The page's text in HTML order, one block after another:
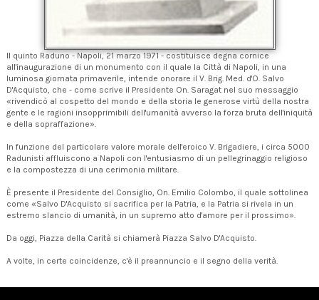
Il quinto Raduno - Napoli, 21 marzo 1971 - costituisce degna cornice
all'inaugurazione di un monumento con il quale la Città di Napoli, in una
luminosa giornata primaverile, intende onorare il V. Brig. Med. d'O. Salvo
D'Acquisto, che - come scrive il Presidente On. Saragat nel suo messaggio
«rivendicò al cospetto del mondo e della storia le generose virtù della nostra
gente e le ragioni insopprimibili dell'umanità avverso la forza bruta dell'iniquità
e della sopraffazione».
In funzione del particolare valore morale dell'eroico V. Brigadiere, i circa 5000
Radunisti affluiscono a Napoli con l'entusiasmo di un pellegrinaggio religioso
e la compostezza di una cerimonia militare.
È presente il Presidente del Consiglio, On. Emilio Colombo, il quale sottolinea
come «Salvo D'Acquisto si sacrifica per la Patria, e la Patria si rivela in un
estremo slancio di umanità, in un supremo atto d'amore per il prossimo».
Da oggi, Piazza della Carità si chiamerà Piazza Salvo D'Acquisto.
A volte, in certe coincidenze, c'è il preannuncio e il segno della verità.